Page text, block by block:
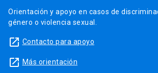
Orientación y apoyo en casos de
género o violencia sexual.
launch Contacto para apoyo
launch Más orientación